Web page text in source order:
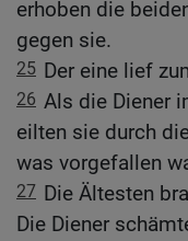
erhoben die
gegen sie.
25 Der eine lief
26 Als die Diener
eilten sie durch
was vorgefallen
27 Die Ältesten
Die Diener